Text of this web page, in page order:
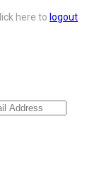
here to logout